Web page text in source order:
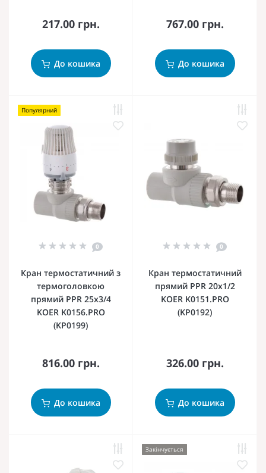
217.00 грн.
До кошика
767.00 грн.
До кошика
Популярний
0
Кран термостатичний з
термоголовкою
прямий PPR 25x3/4
KOER K0156.PRO
(KP0199)
816.00 грн.
До кошика
0
Кран термостатичний
прямий PPR 20x1/2
KOER K0151.PRO
(KP0192)
326.00 грн.
До кошика
Закінчується